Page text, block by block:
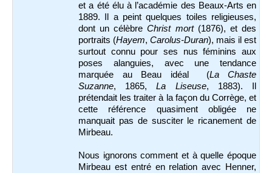
et a été élu à l’académie des Beaux-Arts en
1889. Il a peint quelques toiles religieuses,
dont un célèbreChrist mort(1876), et des
portraits (Hayem, Carolus-Duran), mais il est
surtout connu pour ses nus féminins aux
poses alanguies, avec une tendance
marquée au Beau idéal (La Chaste
Suzanne, 1865,La Liseuse, 1883). Il
prétendait les traiter à la façon du Corrège, et
cette référence quasiment obligée ne
manquait pas de susciter le ricanement de
Mirbeau.
Nous ignorons comment et à quelle époque
Mirbeau est entré en relation avec Henner,